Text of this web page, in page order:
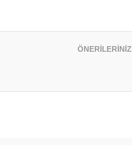
ÖNERİLERİNİZ